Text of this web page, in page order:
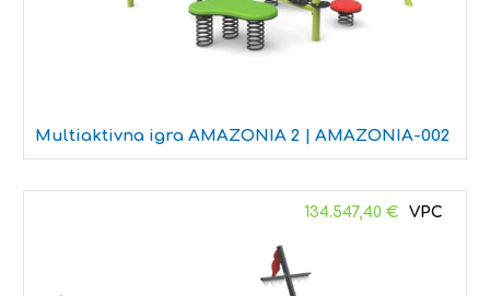
Multiaktivna igra AMAZONIA 2 | AMAZONIA-002
134.547,40 €